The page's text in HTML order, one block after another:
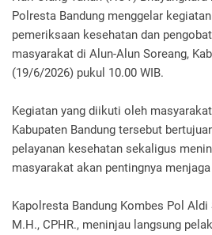
Polresta Bandung menggelar
pemeriksaan kesehatan dan
masyarakat di Alun-Alun Soreang,
(19/6/2026) pukul 10.00 WIB.
Kegiatan yang diikuti oleh
Kabupaten Bandung tersebut
pelayanan kesehatan sekaligus
masyarakat akan pentingnya
Kapolresta Bandung Kombes Pol Aldi
M.H., CPHR., meninjau langsung